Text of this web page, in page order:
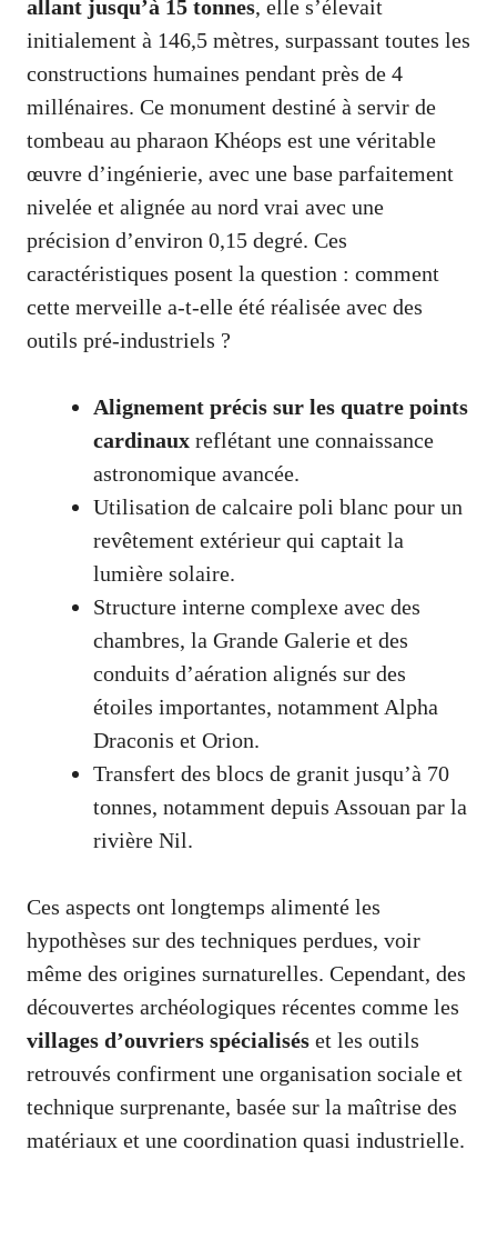
allant jusqu’à 15 tonnes, elle s’élevait
initialement à 146,5 mètres, surpassant toutes les
constructions humaines pendant près de 4
millénaires. Ce monument destiné à servir de
tombeau au pharaon Khéops est une véritable
œuvre d’ingénierie, avec une base parfaitement
nivelée et alignée au nord vrai avec une
précision d’environ 0,15 degré. Ces
caractéristiques posent la question : comment
cette merveille a-t-elle été réalisée avec des
outils pré-industriels ?
Alignement précis sur les quatre points
cardinaux reflétant une connaissance
astronomique avancée.
Utilisation de calcaire poli blanc pour un
revêtement extérieur qui captait la
lumière solaire.
Structure interne complexe avec des
chambres, la Grande Galerie et des
conduits d’aération alignés sur des
étoiles importantes, notamment Alpha
Draconis et Orion.
Transfert des blocs de granit jusqu’à 70
tonnes, notamment depuis Assouan par la
rivière Nil.
Ces aspects ont longtemps alimenté les
hypothèses sur des techniques perdues, voir
même des origines surnaturelles. Cependant, des
découvertes archéologiques récentes comme les
villages d’ouvriers spécialisés et les outils
retrouvés confirment une organisation sociale et
technique surprenante, basée sur la maîtrise des
matériaux et une coordination quasi industrielle.